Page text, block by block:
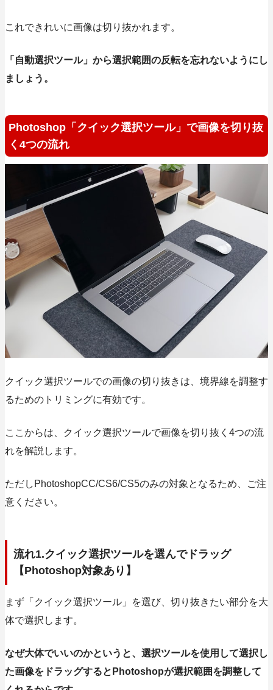
これできれいに画像は切り抜かれます。
「自動選択ツール」から選択範囲の反転を忘れないようにし
ましょう。
Photoshop「クイック選択ツール」で画像を切り抜
く4つの流れ
クイック選択ツールでの画像の切り抜きは、境界線を調整す
るためのトリミングに有効です。
ここからは、クイック選択ツールで画像を切り抜く4つの流
れを解説します。
ただしPhotoshopCC/CS6/CS5のみの対象となるため、ご注
意ください。
流れ1.クイック選択ツールを選んでドラッグ
【Photoshop対象あり】
まず「クイック選択ツール」を選び、切り抜きたい部分を大
体で選択します。
なぜ大体でいいのかというと、選択ツールを使用して選択し
た画像をドラッグするとPhotoshopが選択範囲を調整して